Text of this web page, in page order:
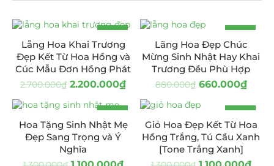
-19%
Lẵng Hoa Khai Trương
Đẹp Kết Từ Hoa Hồng và
Cúc Mẫu Đơn Hồng Phát
2.700.000₫ 2.200.000₫
-25%
HOT
Lãng Hoa Đẹp Chúc
Mừng Sinh Nhật Hay Khai
Trương Đều Phù Hợp
880.000₫ 660.000₫
-15%
Hoa Tặng Sinh Nhật Mẹ
Đẹp Sang Trọng và Ý
Nghĩa
-15%
Giỏ Hoa Đẹp Kết Từ Hoa
Hồng Trắng, Tú Cầu Xanh
[Tone Trắng Xanh]